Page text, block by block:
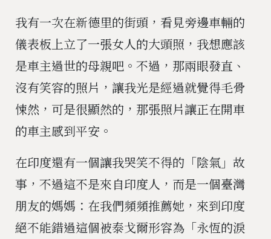
我有一次在新德里的街頭，看見旁邊車輛的
儀表板上立了一張女人的大頭照，我想應該
是車主過世的母親吧。不過，那兩眼發直、
沒有笑容的照片，讓我光是經過就覺得毛骨
悚然，可是很顯然的，那張照片讓正在開車
的車主感到平安。
在印度還有一個讓我哭笑不得的「陰氣」故
事，不過這不是來自印度人，而是一個臺灣
朋友的媽媽：在我們頻頻推薦她，來到印度
絕不能錯過這個被泰戈爾形容為「永恆的淚